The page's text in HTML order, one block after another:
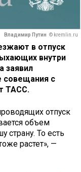
Владимир Путин © kremlin.ru
в отпуск
внутри
заявил
совещания с
ТАСС.
отпуск
объем
страну. То есть
растет», —